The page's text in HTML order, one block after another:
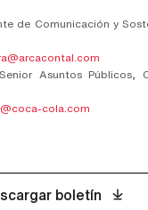
de Comunicación y
Asuntos Públicos,
cola.com
boletín